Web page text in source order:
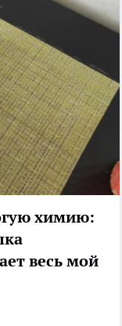
химию:
весь мой